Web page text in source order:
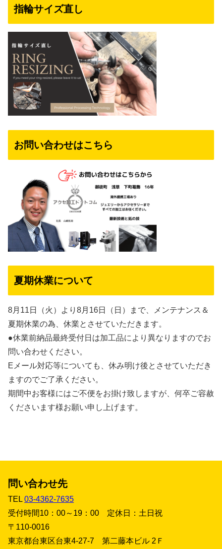
指輪サイズ直し
お問い合わせはこちら
夏期休業について
8月11日（火）より8月16日（日）まで、メンテナンス＆
夏期休業の為、休業とさせていただきます。
●休業前納品最終受付日は加工品により異なりますのでお
問い合わせください。
Eメール対応等についても、休み明け後とさせていただき
ますのでご了承ください。
期間中お客様にはご不便をお掛け致しますが、何卒ご容赦
くださいます様お願い申し上げます。
問い合わせ先
TEL 03-4362-7635
受付時間10：00～19：00 定休日：土日祝
〒110-0016
東京都台東区台東4-27-7 第二藤本ビル 2Ｆ